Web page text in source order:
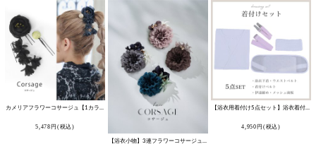
YA-1086-wk
5,478 円 (税込)
【浴衣小物】3連フラワーコサージュ【4カラー】[OF04]
4,950 円 (税込)